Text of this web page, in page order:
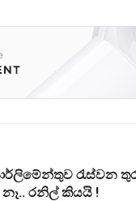
රැස්වන
රනිල් කියයි !